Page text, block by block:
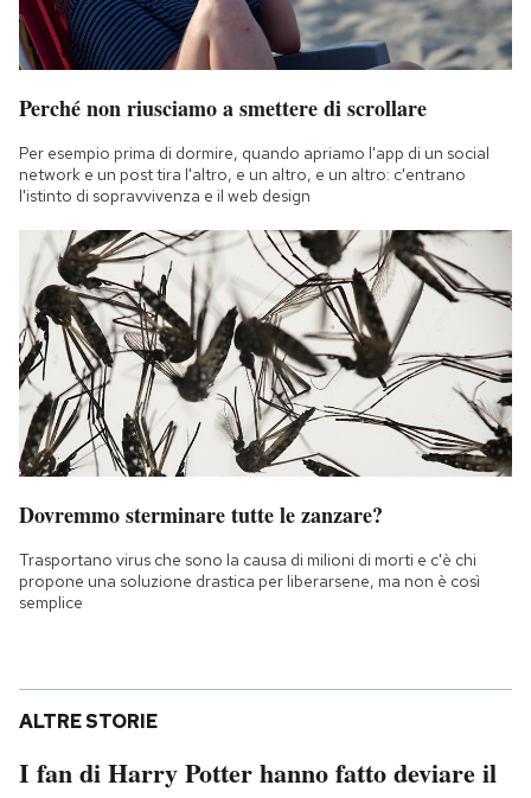
Perché non riusciamo a smettere di scrollare
Per esempio prima di dormire, quando apriamo l'app di un social
network e un post tira l'altro, e un altro, e un altro: c'entrano
l'istinto di sopravvivenza e il web design
Dovremmo sterminare tutte le zanzare?
Trasportano virus che sono la causa di milioni di morti e c'è chi
propone una soluzione drastica per liberarsene, ma non è così
semplice
ALTRE STORIE
I fan di Harry Potter hanno fatto deviare il